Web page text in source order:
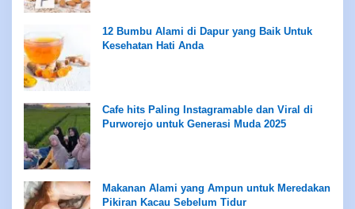
12 Bumbu Alami di Dapur yang Baik Untuk
Kesehatan Hati Anda
Cafe hits Paling Instagramable dan Viral di
Purworejo untuk Generasi Muda 2025
Makanan Alami yang Ampun untuk Meredakan
Pikiran Kacau Sebelum Tidur